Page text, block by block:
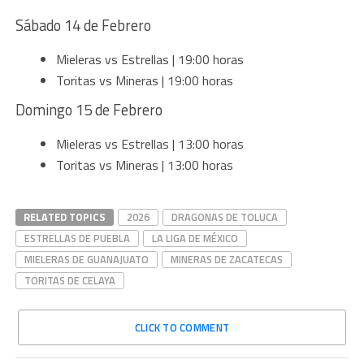
Sábado 14 de Febrero
Mieleras vs Estrellas | 19:00 horas
Toritas vs Mineras | 19:00 horas
Domingo 15 de Febrero
Mieleras vs Estrellas | 13:00 horas
Toritas vs Mineras | 13:00 horas
RELATED TOPICS 2026
DRAGONAS DE TOLUCA
ESTRELLAS DE PUEBLA
LA LIGA DE MÉXICO
MIELERAS DE GUANAJUATO
MINERAS DE ZACATECAS
TORITAS DE CELAYA
CLICK TO COMMENT